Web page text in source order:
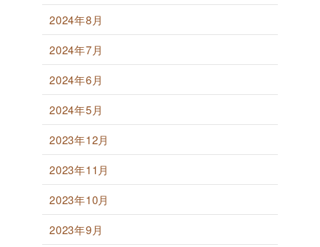
2024年8月
2024年7月
2024年6月
2024年5月
2023年12月
2023年11月
2023年10月
2023年9月